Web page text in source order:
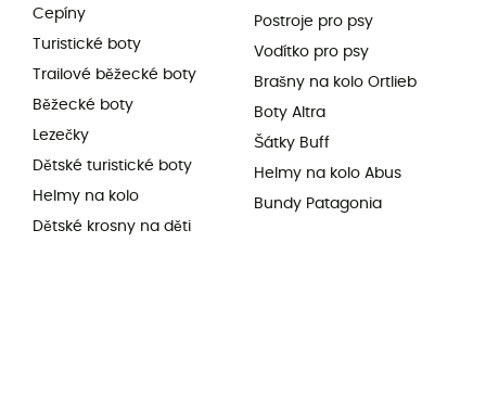
Cepíny
Turistické boty
Trailové běžecké boty
Běžecké boty
Lezečky
Dětské turistické boty
Helmy na kolo
Dětské krosny na děti
Postroje pro psy
Vodítko pro psy
Brašny na kolo Ortlieb
Boty Altra
Šátky Buff
Helmy na kolo Abus
Bundy Patagonia